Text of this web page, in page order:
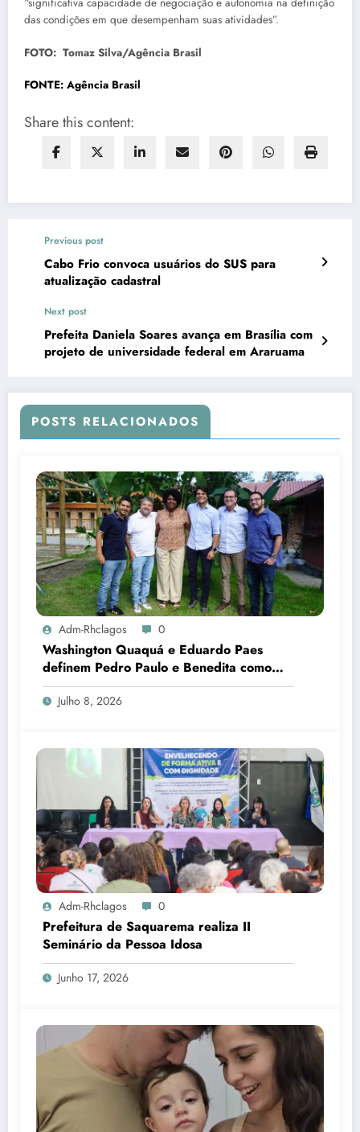
“significativa capacidade de negociação e autonomia na definição
das condições em que desempenham suas atividades”.
FOTO: Tomaz Silva/Agência Brasil
FONTE: Agência Brasil
Share this content:
Previous post
Cabo Frio convoca usuários do SUS para
atualização cadastral
Next post
Prefeita Daniela Soares avança em Brasília com
projeto de universidade federal em Araruama
POSTS RELACIONADOS
Adm-Rhclagos 0
Washington Quaquá e Eduardo Paes
definem Pedro Paulo e Benedita como
candidatos ao Senado no Rio
Julho 8, 2026
Adm-Rhclagos 0
Prefeitura de Saquarema realiza II
Seminário da Pessoa Idosa
Junho 17, 2026